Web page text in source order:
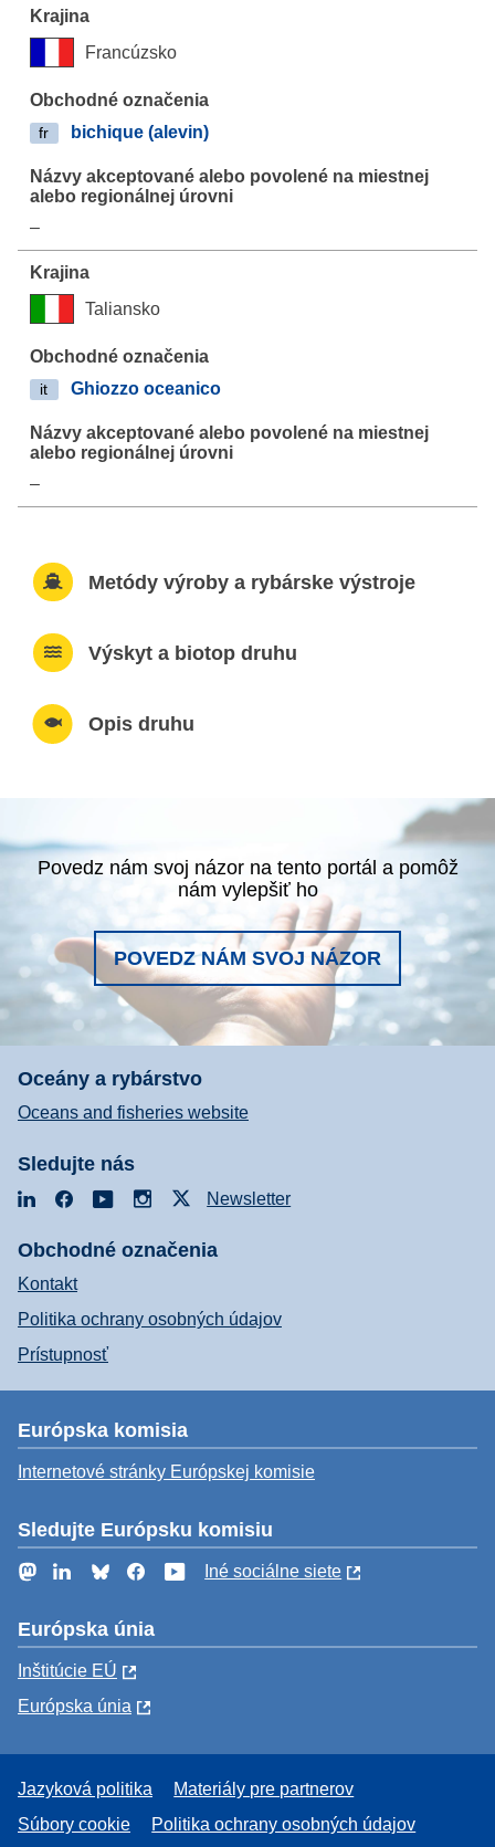
Francúzsko
fr bichique (alevin)
–
Taliansko
it Ghiozzo oceanico
–
Metódy výroby a rybárske výstroje
Výskyt a biotop druhu
Opis druhu
Povedz nám svoj názor na tento portál a pomôž
nám vylepšiť ho
POVEDZ NÁM SVOJ NÁZOR
Oceány a rybárstvo
Oceans and fisheries website
Sledujte nás
LinkedInFacebookYouTubeInstagramNewsletter
Obchodné označenia
Kontakt
Politika ochrany osobných údajov
Prístupnosť
Európska komisia
Internetové stránky Európskej komisie
Sledujte Európsku komisiu
MastodonLinkedInBlueskyFacebookYouTube
Iné sociálne siete
Európska únia
Inštitúcie EÚ
Európska únia
Jazyková politika
Materiály pre partnerov
Súbory cookie
Politika ochrany osobných údajov